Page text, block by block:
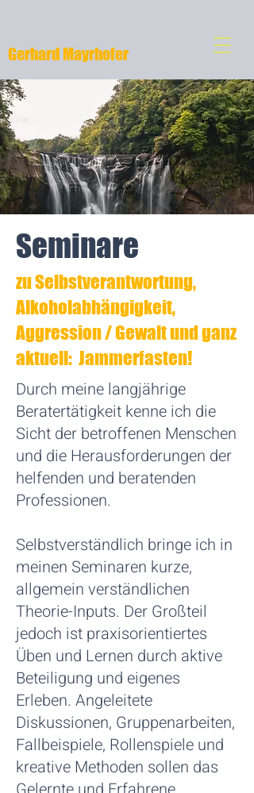
Gerhard Mayrhofer
Seminare
zu Selbstverantwortung,
Alkoholabhängigkeit,
Aggression / Gewalt und ganz
aktuell: Jammerfasten!
Durch meine langjährige
Beratertätigkeit kenne ich die
Sicht der betroffenen Menschen
und die Herausforderungen der
helfenden und beratenden
Professionen.
Selbstverständlich bringe ich in
meinen Seminaren kurze,
allgemein verständlichen
Theorie-Inputs. Der Großteil
jedoch ist praxisorientiertes
Üben und Lernen durch aktive
Beteiligung und eigenes
Erleben. Angeleitete
Diskussionen, Gruppenarbeiten,
Fallbeispiele, Rollenspiele und
kreative Methoden sollen das